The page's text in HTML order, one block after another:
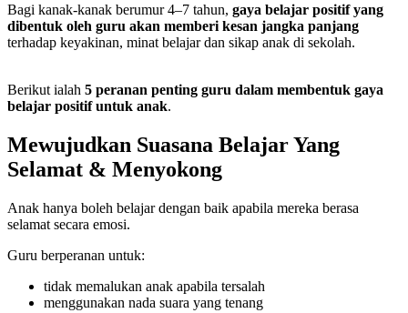
Bagi kanak-kanak berumur 4–7 tahun, gaya belajar positif yang
dibentuk oleh guru akan memberi kesan jangka panjang
terhadap keyakinan, minat belajar dan sikap anak di sekolah.
Berikut ialah 5 peranan penting guru dalam membentuk gaya
belajar positif untuk anak.
Mewujudkan Suasana Belajar Yang
Selamat & Menyokong
Anak hanya boleh belajar dengan baik apabila mereka berasa
selamat secara emosi.
Guru berperanan untuk:
tidak memalukan anak apabila tersalah
menggunakan nada suara yang tenang